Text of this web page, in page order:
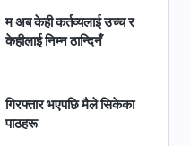
म अब केही कर्तव्यलाई उच्च र
केहीलाई निम्न ठान्दिनँ
गिरफ्तार भएपछि मैले सिकेका
पाठहरू